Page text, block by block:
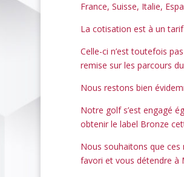
France, Suisse, Italie,
La cotisation est à un
Celle-ci n’est toutefois
remise sur les parcours
Nous restons bien
Notre golf s’est engagé
obtenir le label Bronze
Nous souhaitons que
favori et vous détendre à